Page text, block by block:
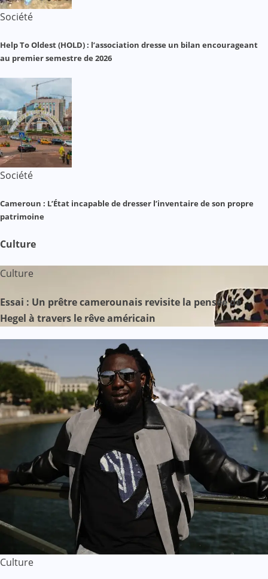
Société
Help To Oldest (HOLD) : l’association dresse un bilan encourageant
au premier semestre de 2026
Société
Cameroun : L’État incapable de dresser l’inventaire de son propre
patrimoine
Culture
Culture
Essai : Un prêtre camerounais revisite la pensée de
Hegel à travers le rêve américain
Culture